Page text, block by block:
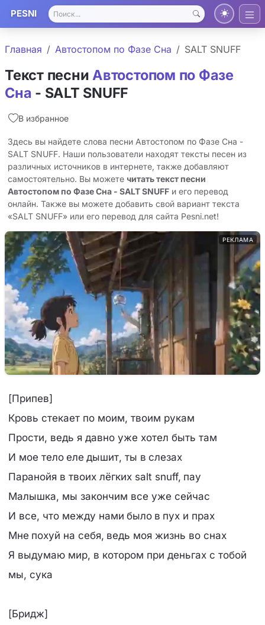
PESNI
Главная Автостопом по Фазе Сна SALT SNUFF
Текст песни Автостопом по Фазе
Сна - SALT SNUFF
В избранное
Здесь вы найдете слова песни Автостопом по Фазе Сна -
SALT SNUFF. Наши пользователи находят тексты песен из
различных источников в интернете, также добавляют
самостоятельно. Вы можете читать текст песни
Автостопом по Фазе Сна - SALT SNUFF и его перевод
онлайн. Также вы можете добавить свой вариант текста
«SALT SNUFF» или его перевод для сайта Pesni.net!
РЕКЛАМА
[Припев]
Кровь стекает по моим, твоим рукам
Прости, ведь я давно уже хотел быть там
И мое тело еле дышит, ты в слезах
Паранойя в твоих лёгких salt snuff, пау
Малышка, мы закончим все уже сейчас
И все, что между нами было в пух и прах
Мне похуй на себя, ведь моя жизнь во снах
Я выдумаю мир, в котором при деньгах с тобой
мы, сука
[Бридж]